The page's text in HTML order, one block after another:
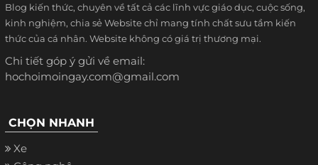
Blog kiến thức, chuyên về tất cả các lĩnh vực giáo dục, cuộc sống,
kinh nghiệm, chia sẻ Website chỉ mang tính chất sưu tầm kiến
thức của cá nhân. Website không có giá trị thương mại.
Chi tiết góp ý gửi về email:
hochoimoingay.com@gmail.com
CHỌN NHANH
Xe